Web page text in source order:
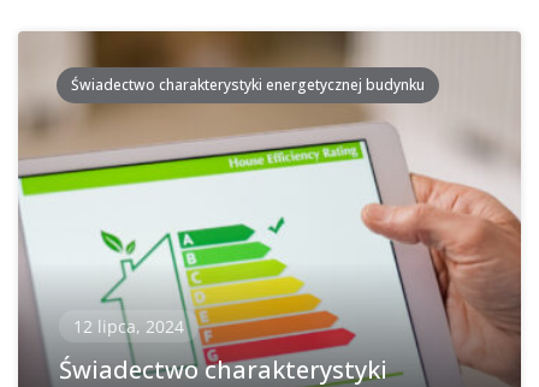
Świadectwo charakterystyki energetycznej budynku
12 lipca, 2024
Świadectwo charakterystyki